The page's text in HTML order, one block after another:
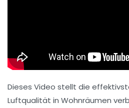
Dieses Video stellt die
Luftqualität in Wohnräumen